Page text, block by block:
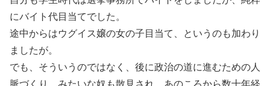
にバイト代目当てでした。
途中からはウグイス嬢の女の子目当て、というのも加わり
ましたが。
でも、そういうのではなく、後に政治の道に進むための人
脈づくり、みたいな奴も散見され、あのころから数十年経